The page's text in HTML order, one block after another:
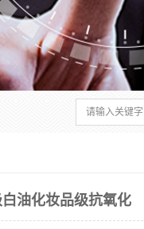
油化妆品级抗氧化